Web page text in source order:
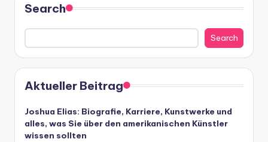
Search
Search
Aktueller Beitrag
Joshua Elias: Biografie, Karriere, Kunstwerke und
alles, was Sie über den amerikanischen Künstler
wissen sollten